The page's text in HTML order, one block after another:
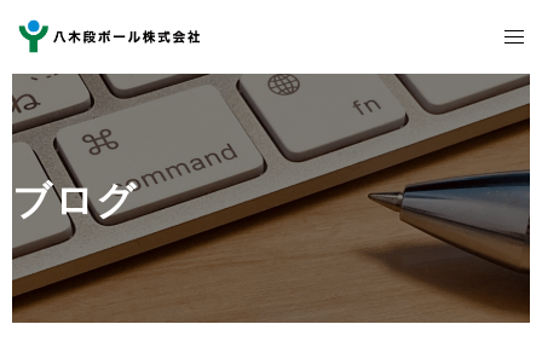
テ
ン
ツ
へ
キ
ッ
プ
ト
グ
ル
メ
ニ
ュ
ー
ブログ